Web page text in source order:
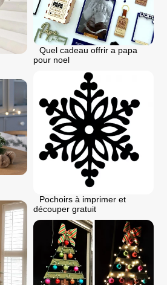
Quel cadeau offrir a papa
pour noel
Pochoirs à imprimer et
découper gratuit